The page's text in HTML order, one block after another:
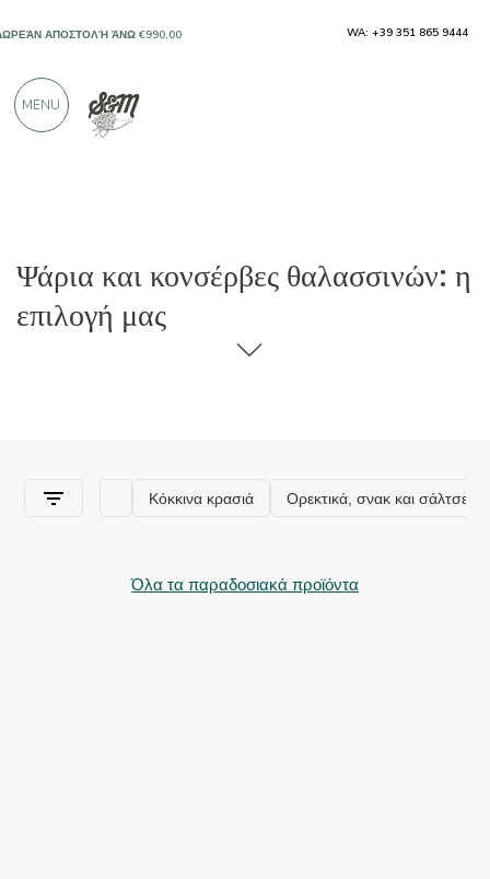
Ψάρια και κονσέρβες θαλασσινών: η
επιλογή μας
Όλα τα παραδοσιακά προϊόντα
ΑΠΟΣΤΟΛΉ ΆΝΩ €990,00
ΠΡΟΪΌΝΤΑ ΑΠΌ ΕΞΑΙΡΕΤΙΚΟΎΣ
WA: +39 351 865 9444
MENU